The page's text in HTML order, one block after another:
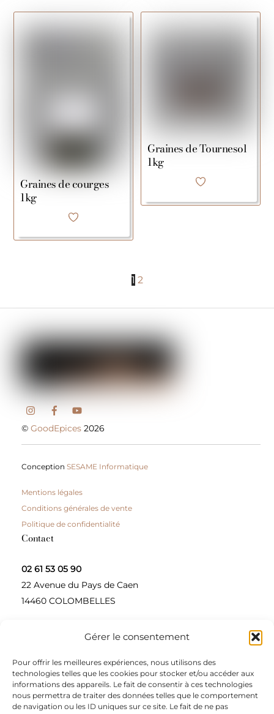
Gérer le consentement
Pour offrir les meilleures expériences, nous utilisons des
technologies telles que les cookies pour stocker et/ou accéder aux
informations des appareils. Le fait de consentir à ces technologies
nous permettra de traiter des données telles que le comportement
de navigation ou les ID uniques sur ce site. Le fait de ne pas
Graines de courges
1kg
Graines de Tournesol
1kg
1 2
©GoodEpices 2026
ConceptionSESAME Informatique
Mentions légales
Conditions générales de vente
Politique de confidentialité
Contact
02 61 53 05 90
22 Avenue du Pays de Caen
14460 COLOMBELLES
Contactez-nous
A propos
Une entreprise à taille humaine, concepteur et
fournisseur de produits alimentaires et d’épices pour